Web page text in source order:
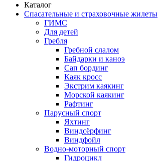
Каталог
Спасательные и страховочные жилеты
ГИМС
Для детей
Гребля
Гребной слалом
Байдарки и каноэ
Сап бординг
Каяк кросс
Экстрим каякинг
Морской каякинг
Рафтинг
Парусный спорт
Яхтинг
Виндсёрфинг
Виндфойл
Водно-моторный спорт
Гидроцикл